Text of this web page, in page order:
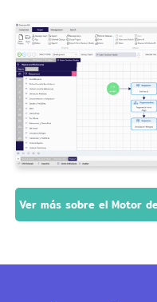
Ver más sobre el Motor